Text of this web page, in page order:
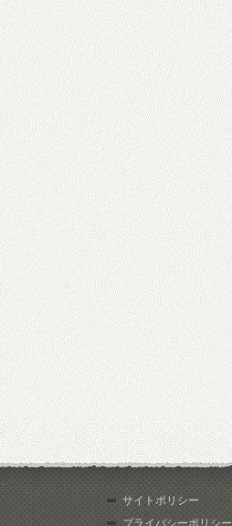
サイトポリシー
プライバシーポリシー